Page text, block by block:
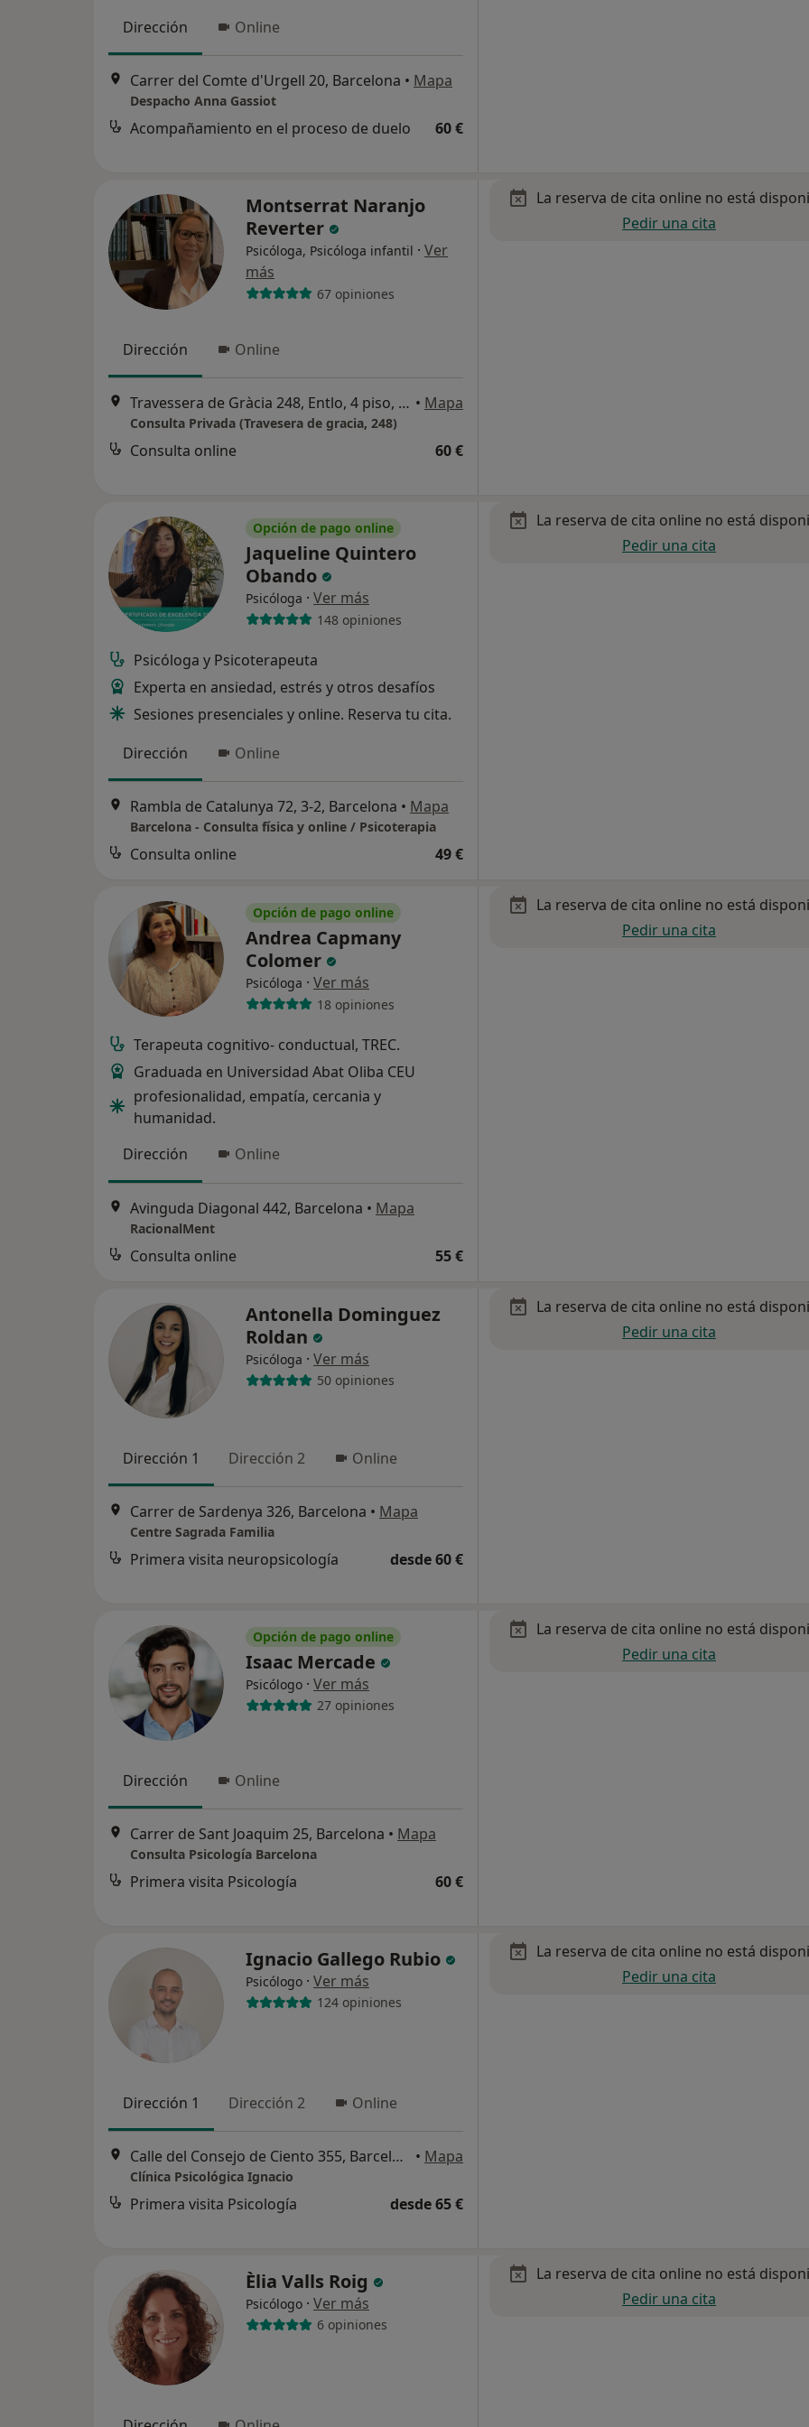
Dirección Online
Carrer del Comte d'Urgell 20, Barcelona • Mapa
Despacho Anna Gassiot
Acompañamiento en el proceso de duelo 60 €
Montserrat Naranjo
Reverter
Psicóloga, Psicóloga infantil · Ver
más
67 opiniones
Dirección Online
Travessera de Gràcia 248, Entlo, 4 piso, Barcelona • Mapa
Consulta Privada (Travesera de gracia, 248)
Consulta online 60 €
La reserva de cita online no está
Pedir una cita
Opción de pago online
Jaqueline Quintero
Obando
Psicóloga · Ver más
148 opiniones
Psicóloga y Psicoterapeuta
Experta en ansiedad, estrés y otros desafíos
Sesiones presenciales y online. Reserva tu cita.
Dirección
Online
Rambla de Catalunya 72, 3-2, Barcelona • Mapa
Barcelona - Consulta física y online / Psicoterapia
Consulta online 49 €
La reserva de cita online no está
Pedir una cita
Opción de pago online
Andrea Capmany
Colomer
Psicóloga · Ver más
18 opiniones
Terapeuta cognitivo- conductual, TREC.
Graduada en Universidad Abat Oliba CEU
profesionalidad, empatía, cercania y
humanidad.
Dirección
Online
Avinguda Diagonal 442, Barcelona • Mapa
RacionalMent
Consulta online 55 €
La reserva de cita online no está
Pedir una cita
Antonella Dominguez
Roldan
Psicóloga · Ver más
50 opiniones
Dirección 1 Dirección 2 Online
Carrer de Sardenya 326, Barcelona • Mapa
Centre Sagrada Familia
Primera visita neuropsicología desde 60 €
La reserva de cita online no está
Pedir una cita
Opción de pago online
Isaac Mercade
Psicólogo · Ver más
27 opiniones
Dirección Online
Carrer de Sant Joaquim 25, Barcelona • Mapa
Consulta Psicología Barcelona
Primera visita Psicología 60 €
La reserva de cita online no está
Pedir una cita
Ignacio Gallego Rubio
Psicólogo · Ver más
124 opiniones
Dirección 1 Dirección 2 Online
Calle del Consejo de Ciento 355, Barcelona • Mapa
Clínica Psicológica Ignacio
Primera visita Psicología desde 65 €
La reserva de cita online no está
Pedir una cita
Èlia Valls Roig
Psicólogo · Ver más
6 opiniones
La reserva de cita online no está
Pedir una cita